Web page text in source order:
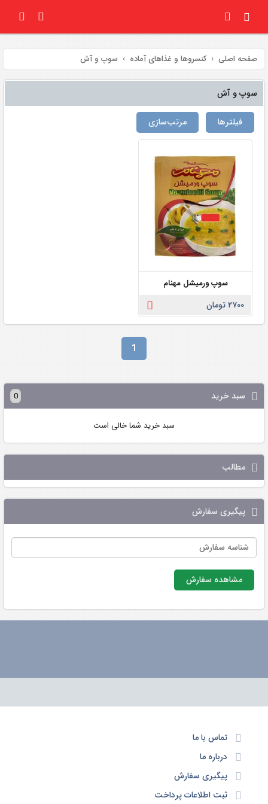
صفحه اصلی کنسروها و غذاهای آماده سوپ و آش
سبد خرید 0
سبد خرید شما خالی است
مطالب
پیگیری سفارش
مشاهده سفارش
سوپ و آش
فیلتر‌ها مرتب‌سازی
سوپ ورمیشل مهنام
۲۷۰۰ تومان
1
تماس با ما
درباره ما
پیگیری سفارش
ثبت اطلاعات پرداخت